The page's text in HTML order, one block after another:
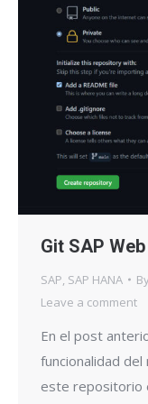
Git SAP
SAP, SAP HANA
Leave a comment
En el post
funcionalidad
este repositorio